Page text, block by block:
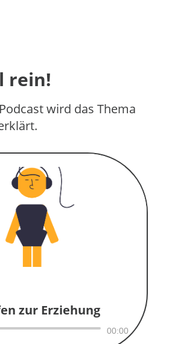
rein!
wird das Thema
zur Erziehung
Audio-
00:00